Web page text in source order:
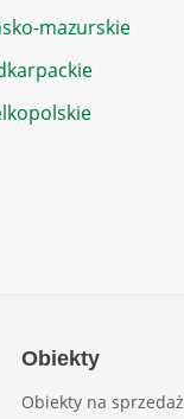
mazurskie
Obiekty
Obiekty na sprzedaż